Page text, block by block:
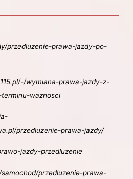
przedluzenie-prawa-jazdy-po-
wymiana-prawa-jazdy-z-
waznosci
przedluzenie-prawa-jazdy/
jazdy-przedluzenie
przedluzenie-prawa-